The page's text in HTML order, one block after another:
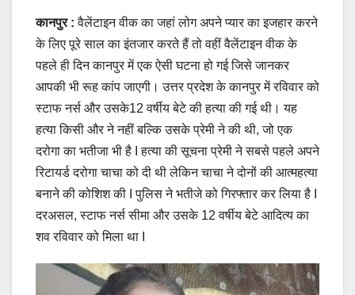
कानपुर :वैलेंटाइन वीक का जहां लोग अपने प्यार का इजहार करने
के लिए पूरे साल का इंतजार करते हैं तो वहीं वैलेंटाइन वीक के
पहले ही दिन कानपुर में एक ऐसी घटना हो गई जिसे जानकर
आपकी भी रूह कांप जाएगी। उत्तर प्रदेश के कानपुर में रविवार को
स्टाफ नर्स और उसके12 वर्षीय बेटे की हत्या की गई थी। यह
हत्या किसी और ने नहीं बल्कि उसके प्रेमी ने की थी, जो एक
दरोगा का भतीजा भी है I हत्या की सूचना प्रेमी ने सबसे पहले अपने
रिटायर्ड दरोगा चाचा को दी थी लेकिन चाचा ने दोनों की आत्महत्या
बनाने की कोशिश की I पुलिस ने भतीजे को गिरफ्तार कर लिया है I
दरअसल, स्टाफ नर्स सीमा और उसके 12 वर्षीय बेटे आदित्य का
शव रविवार को मिला था I